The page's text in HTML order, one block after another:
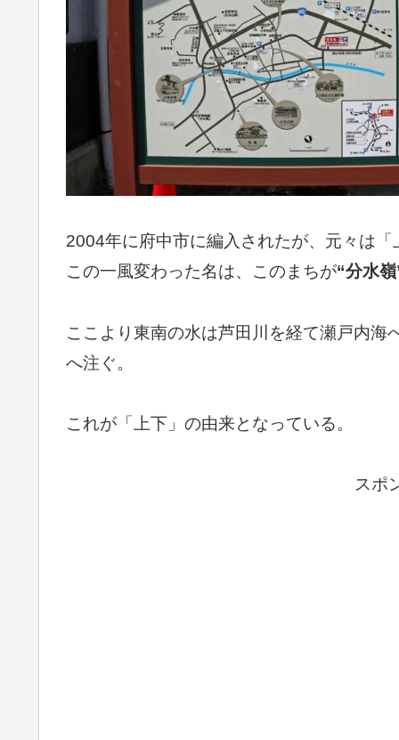
2004年に府中市に編入されたが、元々は「
この一風変わった名は、このまちが“分水
ここより東南の水は芦田川を経て瀬戸内
へ注ぐ。
これが「上下」の由来となっている。
スポ